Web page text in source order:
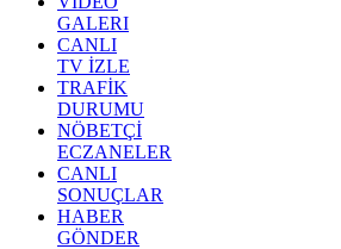
GALERI
CANLI
TV İZLE
TRAFİK
DURUMU
NÖBETÇİ
ECZANELER
CANLI
SONUÇLAR
HABER
GÖNDER